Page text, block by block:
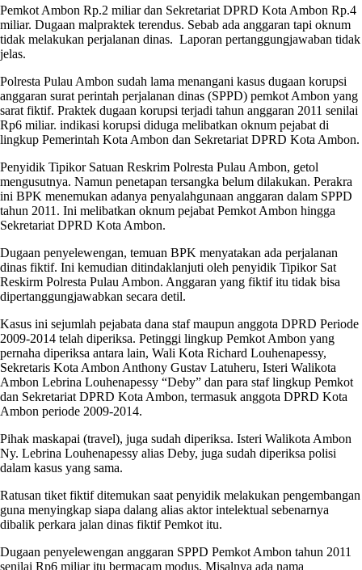
Pemkot Ambon Rp.2 miliar dan Sekretariat DPRD Kota Ambon Rp.4
miliar. Dugaan malpraktek terendus. Sebab ada anggaran tapi oknum
tidak melakukan perjalanan dinas. Laporan pertanggungjawaban tidak
jelas.
Polresta Pulau Ambon sudah lama menangani kasus dugaan korupsi
anggaran surat perintah perjalanan dinas (SPPD) pemkot Ambon yang
sarat fiktif. Praktek dugaan korupsi terjadi tahun anggaran 2011 senilai
Rp6 miliar. indikasi korupsi diduga melibatkan oknum pejabat di
lingkup Pemerintah Kota Ambon dan Sekretariat DPRD Kota Ambon.
Penyidik Tipikor Satuan Reskrim Polresta Pulau Ambon, getol
mengusutnya. Namun penetapan tersangka belum dilakukan. Perakra
ini BPK menemukan adanya penyalahgunaan anggaran dalam SPPD
tahun 2011. Ini melibatkan oknum pejabat Pemkot Ambon hingga
Sekretariat DPRD Kota Ambon.
Dugaan penyelewengan, temuan BPK menyatakan ada perjalanan
dinas fiktif. Ini kemudian ditindaklanjuti oleh penyidik Tipikor Sat
Reskirm Polresta Pulau Ambon. Anggaran yang fiktif itu tidak bisa
dipertanggungjawabkan secara detil.
Kasus ini sejumlah pejabata dana staf maupun anggota DPRD Periode
2009-2014 telah diperiksa. Petinggi lingkup Pemkot Ambon yang
pernaha diperiksa antara lain, Wali Kota Richard Louhenapessy,
Sekretaris Kota Ambon Anthony Gustav Latuheru, Isteri Walikota
Ambon Lebrina Louhenapessy “Deby” dan para staf lingkup Pemkot
dan Sekretariat DPRD Kota Ambon, termasuk anggota DPRD Kota
Ambon periode 2009-2014.
Pihak maskapai (travel), juga sudah diperiksa. Isteri Walikota Ambon
Ny. Lebrina Louhenapessy alias Deby, juga sudah diperiksa polisi
dalam kasus yang sama.
Ratusan tiket fiktif ditemukan saat penyidik melakukan pengembangan
guna menyingkap siapa dalang alias aktor intelektual sebenarnya
dibalik perkara jalan dinas fiktif Pemkot itu.
Dugaan penyelewengan anggaran SPPD Pemkot Ambon tahun 2011
senilai Rp6 miliar itu bermacam modus, Misalnya ada nama